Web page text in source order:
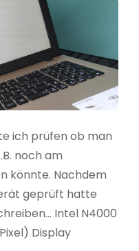
ich prüfen ob man
noch am
könnte. Nachdem
geprüft hatte
Intel N4000
Display